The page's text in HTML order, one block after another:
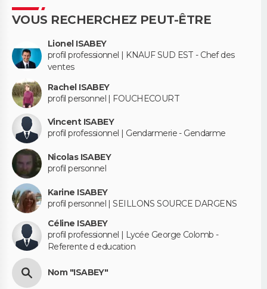
VOUS RECHERCHEZ PEUT-ÊTRE
Lionel ISABEY
profil professionnel | KNAUF SUD EST - Chef des
ventes
Rachel ISABEY
profil personnel | FOUCHECOURT
Vincent ISABEY
profil professionnel | Gendarmerie - Gendarme
Nicolas ISABEY
profil personnel
Karine ISABEY
profil personnel | SEILLONS SOURCE DARGENS
Céline ISABEY
profil professionnel | Lycée George Colomb -
Referente d education
Nom "ISABEY"